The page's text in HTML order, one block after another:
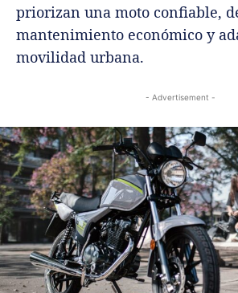
priorizan una moto confiable,
mantenimiento económico y
movilidad urbana.
- Advertisement -